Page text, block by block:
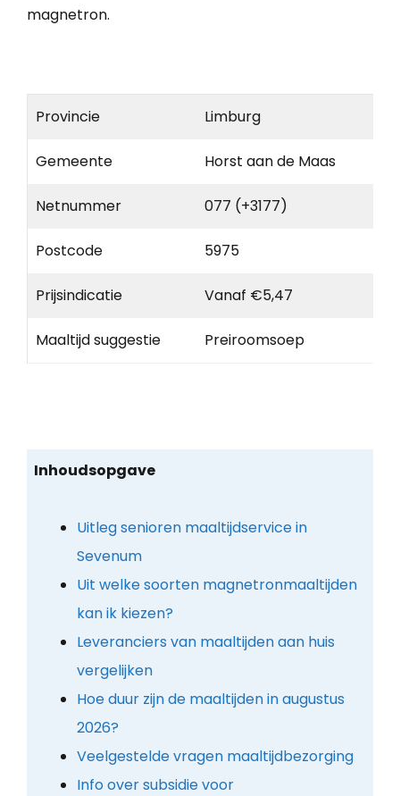
magnetron.
Provincie Limburg
Gemeente Horst aan de Maas
Netnummer 077 (+3177)
Postcode 5975
Prijsindicatie Vanaf €5,47
Maaltijd suggestie Preiroomsoep
Inhoudsopgave
Uitleg senioren maaltijdservice in
Sevenum
Uit welke soorten magnetronmaaltijden
kan ik kiezen?
Leveranciers van maaltijden aan huis
vergelijken
Hoe duur zijn de maaltijden in augustus
2026?
Veelgestelde vragen maaltijdbezorging
Info over subsidie voor